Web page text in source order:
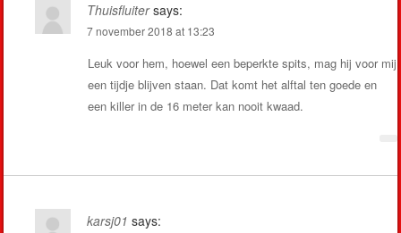
Thuisfluiter says:
7 november 2018 at 13:23
Leuk voor hem, hoewel een beperkte spits, mag hij voor mij
een tijdje blijven staan. Dat komt het alftal ten goede en
een killer in de 16 meter kan nooit kwaad.
karsj01 says: